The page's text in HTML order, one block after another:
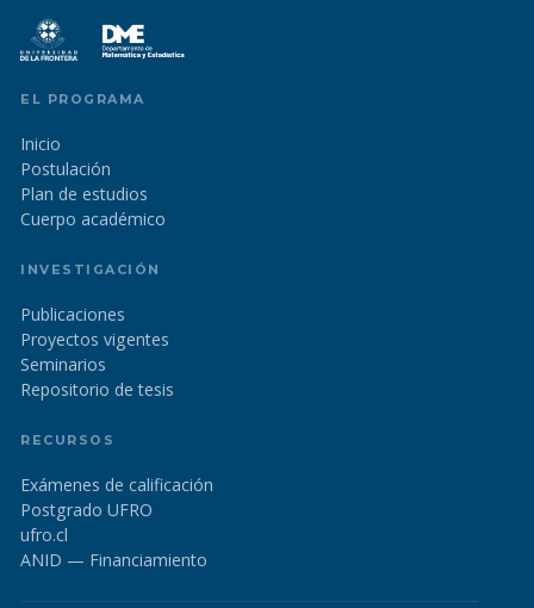
EL PROGRAMA
Inicio
Postulación
Plan de estudios
Cuerpo académico
INVESTIGACIÓN
Publicaciones
Proyectos vigentes
Seminarios
Repositorio de tesis
RECURSOS
Exámenes de calificación
Postgrado UFRO
ufro.cl
ANID — Financiamiento